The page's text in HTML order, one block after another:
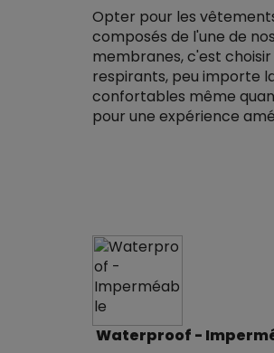
Opter pour les
composés de l'une de
membranes, c'est
respirants, peu importe
confortables même
pour une expérience
Waterproof -